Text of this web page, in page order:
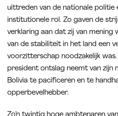
uittreden van de nationale politie
institutionele rol. Zo gaven de
verklaring aan dat zij van mening
van de stabiliteit in het land een
voorzitterschap noodzakelijk
president ontslag neemt van zijn
Bolivia te pacificeren en te
opperbevelhebber.